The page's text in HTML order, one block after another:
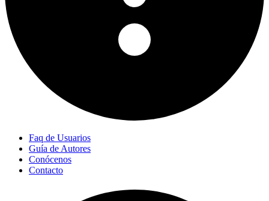
Faq de Usuarios
Guía de Autores
Conócenos
Contacto